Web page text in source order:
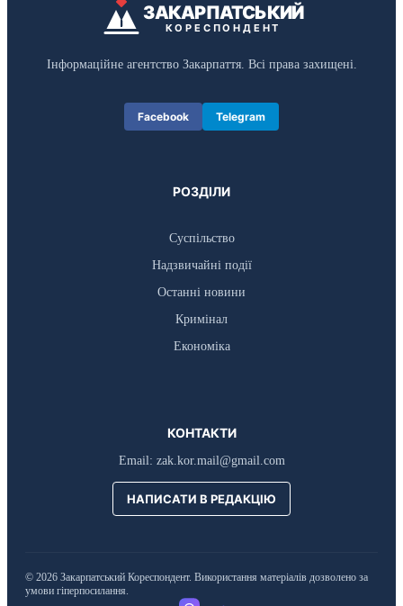
ЗАКАРПАТСЬКИЙ
КОРЕСПОНДЕНТ
Інформаційне агентство Закарпаття. Всі права захищені.
Facebook Telegram
РОЗДІЛИ
Суспільство
Надзвичайні події
Останні новини
Кримінал
Економіка
КОНТАКТИ
Email: zak.kor.mail@gmail.com
НАПИСАТИ В РЕДАКЦІЮ
© 2026 Закарпатський Кореспондент. Використання матеріалів дозволено за
умови гіперпосилання.